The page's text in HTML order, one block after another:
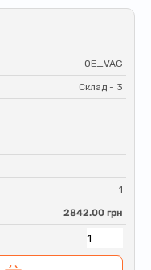
OE_VAG
Склад - 3
1
2842.00 грн